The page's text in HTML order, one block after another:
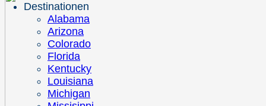
Destinationen
Alabama
Arizona
Colorado
Florida
Kentucky
Louisiana
Michigan